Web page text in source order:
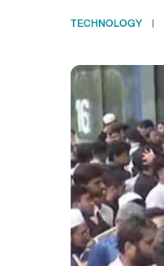
TECHNOLOGY